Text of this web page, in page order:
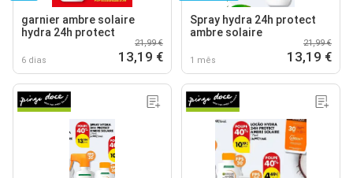
garnier ambre solaire
hydra 24h protect
6 dias
21,99 €
13,19 €
Spray hydra 24h protect
ambre solaire
1 mês
21,99 €
13,19 €